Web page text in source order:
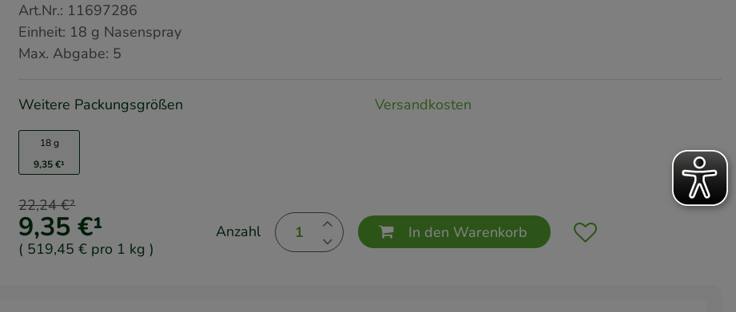
Art.Nr.: 11697286
Einheit: 18 g Nasenspray
Max. Abgabe: 5
Weitere Packungsgrößen Versandkosten
18 g
9,35 €¹
9,35 €¹
22,24 €²
( 519,45 € pro 1 kg )
Anzahl In den Warenkorb